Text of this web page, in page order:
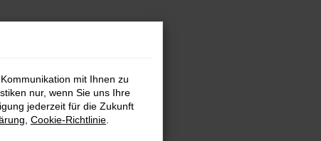
mit Ihnen zu
nur, wenn Sie uns Ihre
jederzeit für die Zukunft
Cookie-Richtlinie